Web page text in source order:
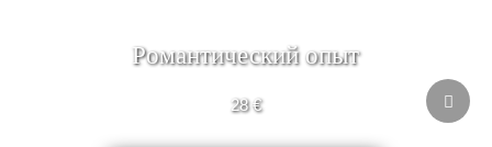
Pомантический опыт
28 €